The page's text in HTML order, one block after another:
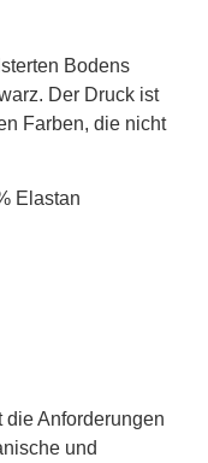
Bodens
Der Druck ist
Farben, die nicht
Elastan
Anforderungen
und